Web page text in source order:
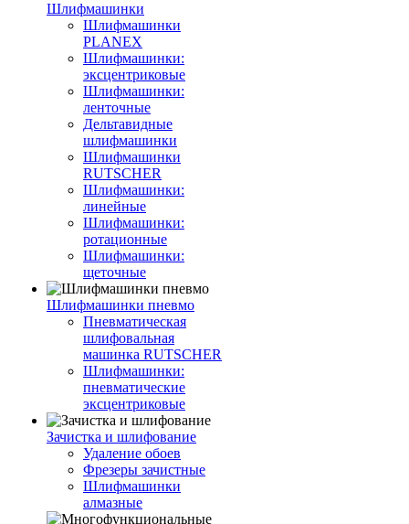
Шлифмашинки
Шлифмашинки
PLANEX
Шлифмашинки:
эксцентриковые
Шлифмашинки:
ленточные
Дельтавидные
шлифмашинки
Шлифмашинки
RUTSCHER
Шлифмашинки:
линейные
Шлифмашинки:
ротационные
Шлифмашинки:
щеточные
Шлифмашинки пневмо
Пневматическая
шлифовальная
машинка RUTSCHER
Шлифмашинки:
пневматические
эксцентриковые
Зачистка и шлифование
Удаление обоев
Фрезеры зачистные
Шлифмашинки
алмазные